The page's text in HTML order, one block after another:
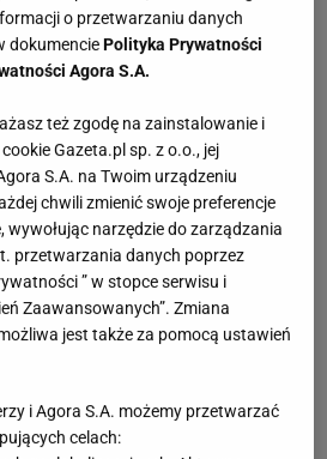
o przetwarzaniu danych
dokumenciePolityka Prywatności
Agora S.A.
też zgodę na zainstalowanie i
Gazeta.pl sp. z o.o., jej
S.A. na Twoim urządzeniu
chwili zmienić swoje preferencje
wywołując narzędzie do zarządzania
przetwarzania danych poprzez
” w stopce serwisu i
Zaawansowanych”. Zmiana
jest także za pomocą ustawień
i Agora S.A. możemy przetwarzać
celach: